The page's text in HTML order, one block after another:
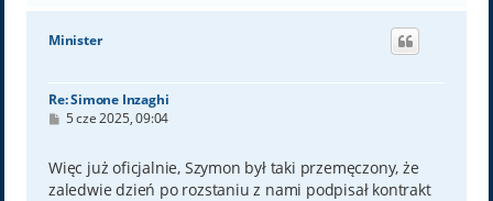
g
Minister
Re: Simone Inzaghi
P
t
5 cze 2025, 09:04
Więc już oficjalnie, Szymon był taki przemęczony, że
zaledwie dzień po rozstaniu z nami podpisał kontrakt